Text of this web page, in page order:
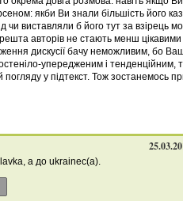
якби Ви знали більшість його
чи виставляли б його тут за взірець
авторів не стають менш
дискусії бачу неможливим, бо
упередженим і тенденційним,
погляду у підтекст. Тож зостанемось
а до ukrainec(а).